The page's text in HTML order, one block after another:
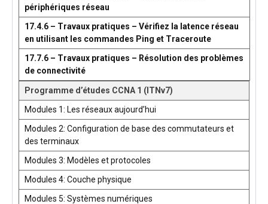
périphériques réseau
17.4.6 – Travaux pratiques – Vérifiez la latence réseau
en utilisant les commandes Ping et Traceroute
17.7.6 – Travaux pratiques – Résolution des problèmes
de connectivité
Programme d’études CCNA 1 (ITNv7)
Modules 1: Les réseaux aujourd’hui
Modules 2: Configuration de base des commutateurs et
des terminaux
Modules 3: Modèles et protocoles
Modules 4: Couche physique
Modules 5: Systèmes numériques